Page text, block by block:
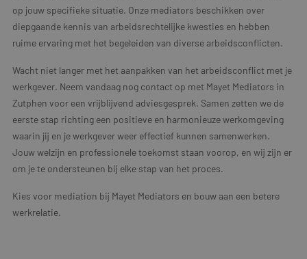
op jouw specifieke situatie. Onze mediators beschikken over
diepgaande kennis van arbeidsrechtelijke kwesties en hebben
ruime ervaring met het begeleiden van diverse arbeidsconflicten.
Wacht niet langer met het aanpakken van het arbeidsconflict met je
werkgever. Neem vandaag nog contact op met Mayet Mediators in
Zutphen voor een vrijblijvend adviesgesprek. Samen zetten we de
eerste stap richting een positieve en harmonieuze werkomgeving
waarin jij en je werkgever weer effectief kunnen samenwerken.
Jouw welzijn en professionele toekomst staan voorop, en wij zijn er
om je te ondersteunen bij elke stap van het proces.
Kies voor mediation bij Mayet Mediators en bouw aan een betere
werkrelatie.